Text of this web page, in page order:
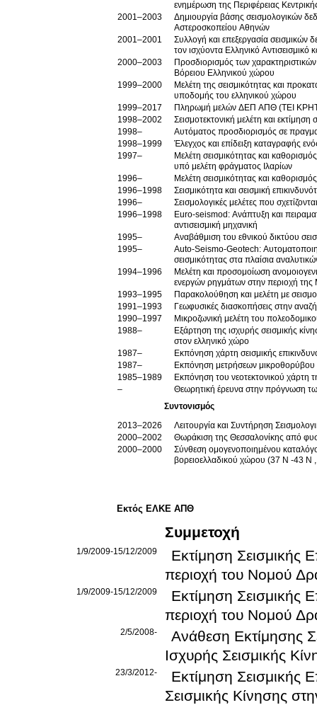
ενημέρωση της Περιφέρειας
2001–2003
Δημιουργία βάσης σεισμολογικών
Αστεροσκοπείου Αθηνών
2001–2001
Συλλογή και επεξεργασία σεισμικών
τον ισχύοντα Ελληνικό
2000–2003
Προσδιορισμός των
Βόρειου Ελληνικού χώρου
1999–2000
Μελέτη της σεισμικότητας και
υποδομής του ελληνικού χώρου
1999–2017
Πληρωμή μελών ΔΕΠ ΑΠΘ (ΤΕΙ
1998–2002
Σεισμοτεκτονική μελέτη και
1998–
Αυτόματος προσδιορισμός σε
1998–1999
Έλεγχος και επίδειξη καταγραφής
1997–
Μελέτη σεισμικότητας και
υπό μελέτη φράγματος Ιλαρίων
1996–
Μελέτη σεισμικότητας και
1996–1998
Σεισμικότητα και σεισμική
1996–
Σεισμολογικές μελέτες που
1996–1998
Euro-seismod: Ανάπτυξη και
αντισεισμική μηχανική
1995–
Αναβάθμιση του εθνικού δικτύου
1995–
Auto-Seismo-Geotech:
σεισμικότητας στα πλαίσια
1994–1996
Μελέτη και προσομοίωση
ενεργών ρηγμάτων στην περιοχή της
1993–1995
Παρακολούθηση και μελέτη με
1991–1993
Γεωφυσικές διασκοπήσεις στην
1990–1997
Μικροζωνική μελέτη του
1988–
Εξάρτηση της ισχυρής σεισμικής
στον ελληνικό χώρο
1987–
Εκπόνηση χάρτη σεισμικής
1987–
Εκπόνηση μετρήσεων μικροθορύβου
1985–1989
Εκπόνηση του νεοτεκτονικού χάρτη
–
Θεωρητική έρευνα στην πρόγνωση
Συντονισμός
2013–2026
Λειτουργία και Συντήρηση
2000–2002
Θωράκιση της Θεσσαλονίκης από
2000–2000
Σύνθεση ομογενοποιημένου
βορειοελλαδικού χώρου (37 Ν -43 Ν
Εκτός ΕΛΚΕ ΑΠΘ
Συμμετοχή
1/9/2009-15/12/2009
Εκτίμηση Σεισμικής
περιοχή του Νομού
1/9/2009-15/12/2009
Εκτίμηση Σεισμικής
περιοχή του Νομού
2/5/2008-
Ανάθεση Εκτίμησης
Ισχυρής Σεισμικής
23/3/2012-
Εκτίμηση Σεισμικής
Σεισμικής Κίνησης